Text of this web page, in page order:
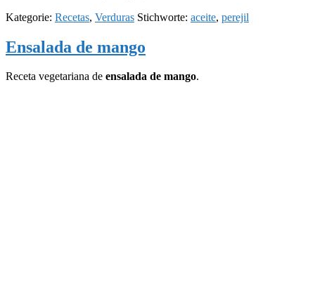
Kategorie: Recetas, Verduras Stichworte: aceite, perejil
Ensalada de mango
Receta vegetariana de ensalada de mango.